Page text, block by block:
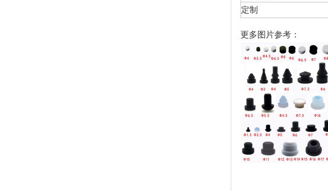
定制
更多图片参考：